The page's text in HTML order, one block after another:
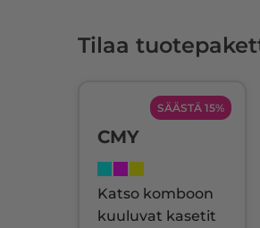
Tilaa
SÄÄSTÄ 15%
CMY
Katso komboon
kuuluvat kasetit